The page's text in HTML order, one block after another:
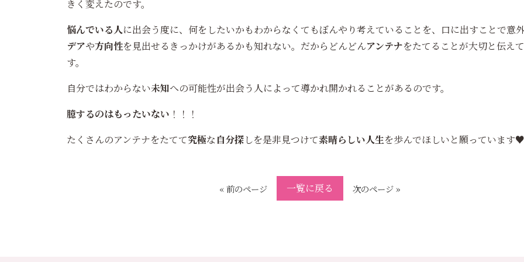
きく変えたのです。
悩んでいる人に出会う度に、何をしたいかもわからなくてもぼんやり考えていることを、口に出すことで意
デアや方向性を見出せるきっかけがあるかも知れない。だからどんどんアンテナをたてることが大切と伝え
す。
自分ではわからない未知への可能性が出会う人によって導かれ開かれることがあるのです。
臆するのはもったいない ！！！
たくさんのアンテナをたてて究極な 自分探しを是非見つけて素晴らしい人生を歩んでほしいと願っています♥
« 前のページ 一覧に戻る 次のページ »